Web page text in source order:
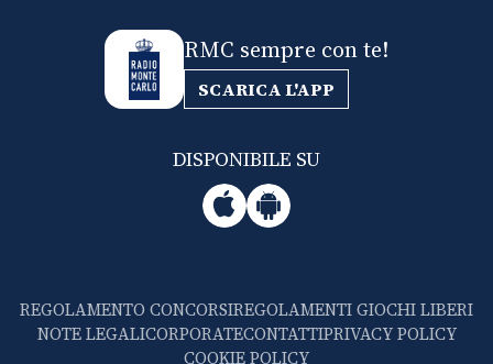
RMC sempre con te!
SCARICA L'APP
DISPONIBILE SU
REGOLAMENTO CONCORSIREGOLAMENTI GIOCHI LIBERI
NOTE LEGALICORPORATECONTATTIPRIVACY POLICY
COOKIE POLICY